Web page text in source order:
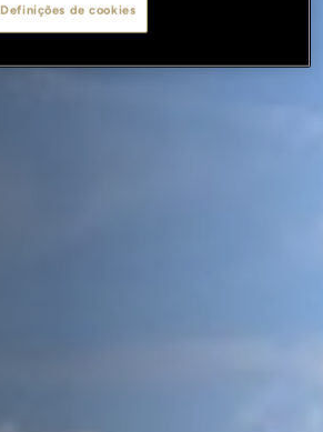
Definições de cookies